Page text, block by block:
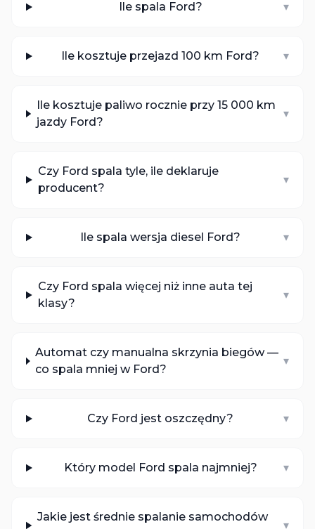
Ile spala Ford? ▾
Ile kosztuje przejazd 100 km Ford? ▾
Ile kosztuje paliwo rocznie przy 15 000 km
jazdy Ford?
▾
Czy Ford spala tyle, ile deklaruje
producent?
▾
Ile spala wersja diesel Ford? ▾
Czy Ford spala więcej niż inne auta tej
klasy?
▾
Automat czy manualna skrzynia biegów —
co spala mniej w Ford?
▾
Czy Ford jest oszczędny? ▾
Który model Ford spala najmniej? ▾
Jakie jest średnie spalanie samochodów
▾